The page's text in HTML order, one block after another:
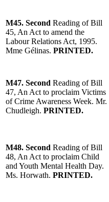
M45. Second Reading of Bill
45, An Act to amend the
Labour Relations Act, 1995.
Mme Gélinas. PRINTED.
M47. Second Reading of Bill
47, An Act to proclaim Victims
of Crime Awareness Week. Mr.
Chudleigh. PRINTED.
M48. Second Reading of Bill
48, An Act to proclaim Child
and Youth Mental Health Day.
Ms. Horwath. PRINTED.